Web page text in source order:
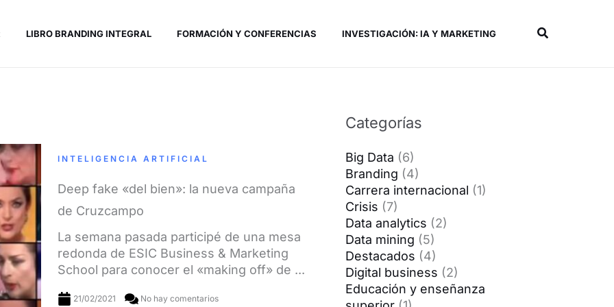
LIBRO BRANDING INTEGRAL FORMACIÓN Y CONFERENCIAS INVESTIGACIÓN: IA Y MARKETING Buscar
INTELIGENCIA ARTIFICIAL
Deep fake «del bien»: la nueva campaña
de Cruzcampo
La semana pasada participé de una mesa
redonda de ESIC Business & Marketing
School para conocer el «making off» de ...
21/02/2021 No hay comentarios
Categorías
Big Data (6)
Branding (4)
Carrera internacional (1)
Crisis (7)
Data analytics (2)
Data mining (5)
Destacados (4)
Digital business (2)
Educación y enseñanza